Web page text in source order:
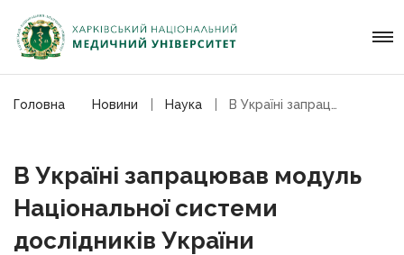
Головна Новини Наука
В Україні запрацював модуль
Національної системи
дослідників України